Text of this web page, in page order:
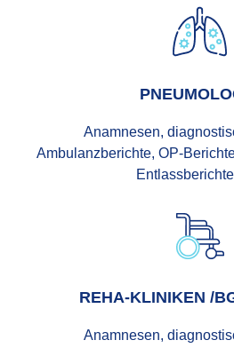
Anamnesen,
Ambulanzberichte, OP-
REHA-KLINIKEN /
Anamnesen,